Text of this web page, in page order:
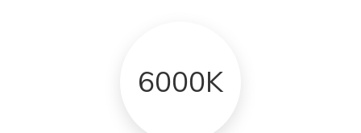
6000K